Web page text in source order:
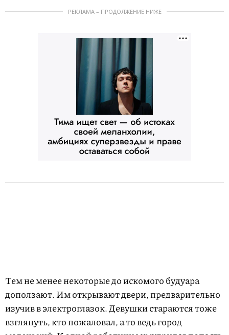
РЕКЛАМА – ПРОДОЛЖЕНИЕ НИЖЕ
Тем не менее некоторые до искомого будуара
доползают. Им открывают двери, предварительно
изучив в электроглазок. Девушки стараются тоже
взглянуть, кто пожаловал, а то ведь город